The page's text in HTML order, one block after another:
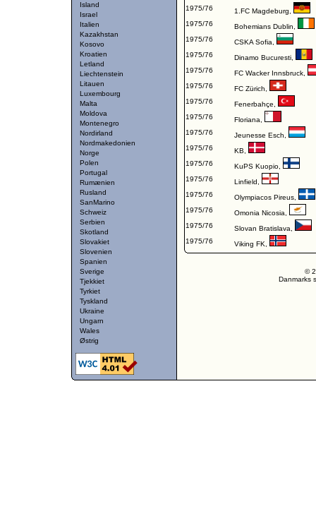
Island
Israel
Italien
Kazakhstan
Kosovo
Kroatien
Letland
Liechtenstein
Litauen
Luxembourg
Malta
Moldova
Montenegro
Nordirland
Nordmakedonien
Norge
Polen
Portugal
Rumænien
Rusland
SanMarino
Schweiz
Serbien
Skotland
Slovakiet
Slovenien
Spanien
Sverige
Tjekkiet
Tyrkiet
Tyskland
Ukraine
Ungarn
Wales
Østrig
1975/76
1.FC Magdeburg
1975/76
Bohemians Dublin
1975/76
CSKA Sofia
1975/76
Dinamo Bucuresti
1975/76
FC Wacker Innsbruck
1975/76
FC Zürich
1975/76
Fenerbahçe
1975/76
Floriana
1975/76
Jeunesse Esch
1975/76
KB
1975/76
KuPS Kuopio
1975/76
Linfield
1975/76
Olympiacos Pireus
1975/76
Omonia Nicosia
1975/76
Slovan Bratislava
1975/76
Viking FK
©
Danmarks